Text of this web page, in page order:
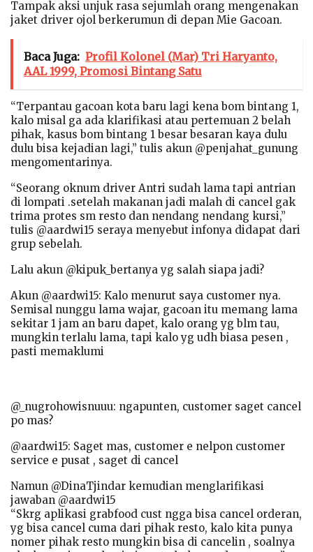
Tampak aksi unjuk rasa sejumlah orang mengenakan
jaket driver ojol berkerumun di depan Mie Gacoan.
Baca Juga: Profil Kolonel (Mar) Tri Haryanto,
AAL 1999, Promosi Bintang Satu
“Terpantau gacoan kota baru lagi kena bom bintang 1,
kalo misal ga ada klarifikasi atau pertemuan 2 belah
pihak, kasus bom bintang 1 besar besaran kaya dulu
dulu bisa kejadian lagi,” tulis akun @penjahat_gunung
mengomentarinya.
“Seorang oknum driver Antri sudah lama tapi antrian
di lompati .setelah makanan jadi malah di cancel gak
trima protes sm resto dan nendang nendang kursi,”
tulis @aardwi15 seraya menyebut infonya didapat dari
grup sebelah.
Lalu akun @kipuk_bertanya yg salah siapa jadi?
Akun @aardwi15: Kalo menurut saya customer nya.
Semisal nunggu lama wajar, gacoan itu memang lama
sekitar 1 jam an baru dapet, kalo orang yg blm tau,
mungkin terlalu lama, tapi kalo yg udh biasa pesen ,
pasti memaklumi
@_nugrohowisnuuu: ngapunten, customer saget cancel
po mas?
@aardwi15: Saget mas, customer e nelpon customer
service e pusat , saget di cancel
Namun @DinaTjindar kemudian menglarifikasi
jawaban @aardwi15
“Skrg aplikasi grabfood cust ngga bisa cancel orderan,
yg bisa cancel cuma dari pihak resto, kalo kita punya
nomer pihak resto mungkin bisa di cancelin , soalnya